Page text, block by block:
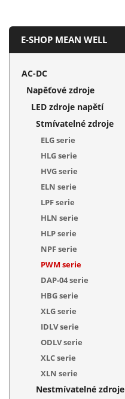
E-SHOP MEAN WELL
AC-DC
Napěťové zdroje
LED zdroje napětí
Stmívatelné zdroje
ELG serie
HLG serie
HVG serie
ELN serie
LPF serie
HLN serie
HLP serie
NPF serie
PWM serie
DAP-04 serie
HBG serie
XLG serie
IDLV serie
ODLV serie
XLC serie
XLN serie
Nestmívatelné zdroje